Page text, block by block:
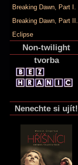
Breaking Dawn, Part I.
Breaking Dawn, Part II.
Eclipse
Non-twilight
tvorba
Nenechte si ujít!